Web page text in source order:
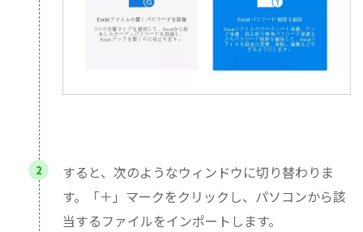
すると、次のようなウィンドウに切り替わりま
す。「＋」マークをクリックし、パソコンから該
当するファイルをインポートします。